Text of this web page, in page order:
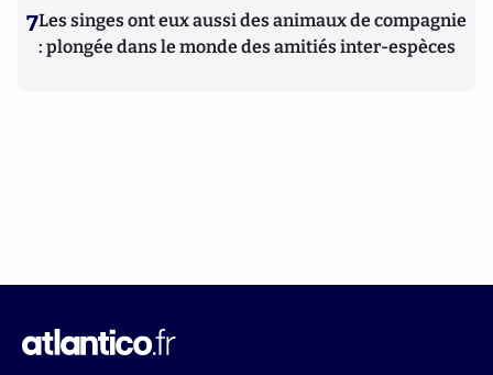
7Les singes ont eux aussi des animaux de compagnie
: plongée dans le monde des amitiés inter-espèces